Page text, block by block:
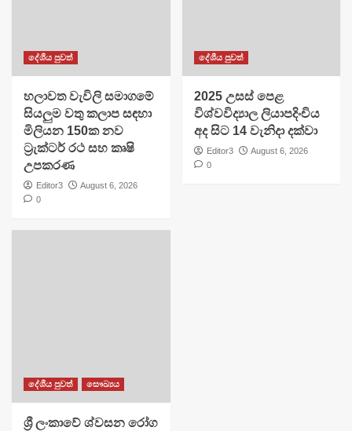
දේශීය පුවත්
හලාවත වැවිලි සමාගමේ
සියලුම වතු කලාප සඳහා
මිලියන 150ක නව
ට්‍රැක්ටර් රථ සහ කෘෂි
උපකරණ
Editor3
August 6, 2026
0
දේශීය පුවත්
​2025 උසස් පෙළ
විශ්වවිද්‍යාල ලියාපදිංචිය
අද සිට 14 වැනිදා දක්වා
Editor3
August 6, 2026
0
දේශීය පුවත් සෞඛ්‍යය
ශ්‍රී ලංකාවේ ශ්වසන රෝග